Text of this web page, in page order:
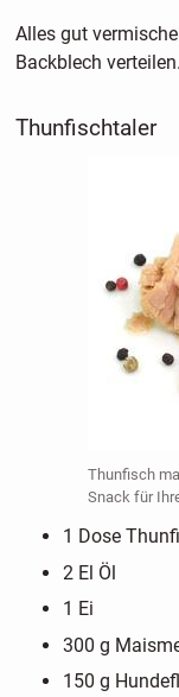
Alles gut
Backblech
Thunfischtaler
Thunfisch
Snack für
1 Dose
2 El Öl
1 Ei
300 g
150 g